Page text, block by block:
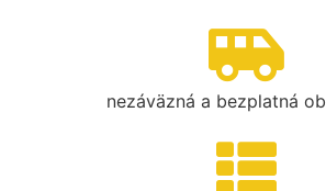
nezáväzná a bezplatná